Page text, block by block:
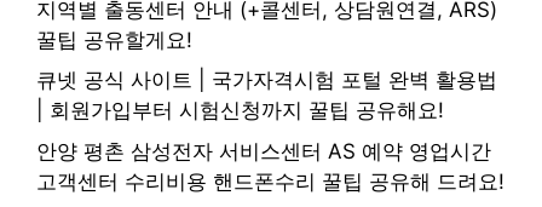
지역별 출동센터 안내 (+콜센터, 상담원연결, ARS)
꿀팁 공유할게요!
큐넷 공식 사이트 | 국가자격시험 포털 완벽 활용법
| 회원가입부터 시험신청까지 꿀팁 공유해요!
안양 평촌 삼성전자 서비스센터 AS 예약 영업시간
고객센터 수리비용 핸드폰수리 꿀팁 공유해 드려요!